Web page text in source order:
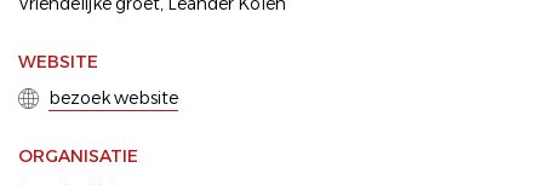
WEBSITE
bezoek website
ORGANISATIE